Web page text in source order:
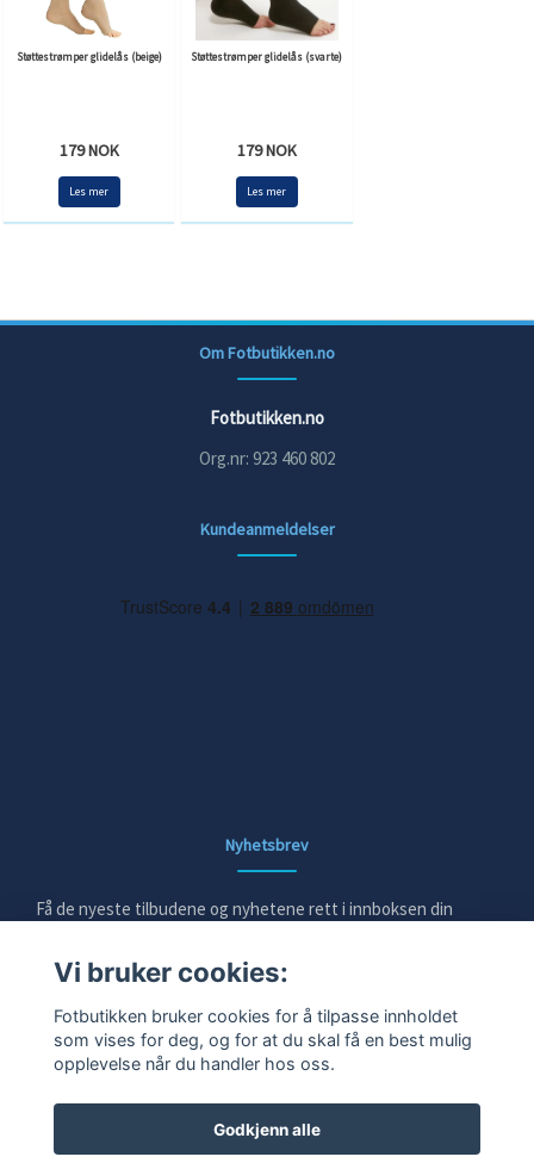
Støttestrømper glidelås (beige)
179 NOK
Les mer
Støttestrømper glidelås (svarte)
179 NOK
Les mer
Om Fotbutikken.no
Fotbutikken.no
Org.nr: 923 460 802
Kundeanmeldelser
Nyhetsbrev
Få de nyeste tilbudene og nyhetene rett i innboksen din
E-post
Ja takk!
Vi bruker cookies:
Fotbutikken bruker cookies for å tilpasse innholdet
som vises for deg, og for at du skal få en best mulig
opplevelse når du handler hos oss.
Godkjenn alle